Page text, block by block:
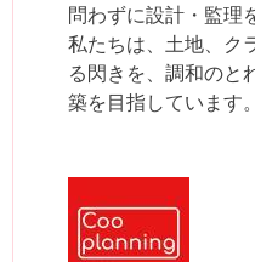
問わずに設計・監理
私たちは、土地、ク
る閃きを、調和のと
築を目指しています。